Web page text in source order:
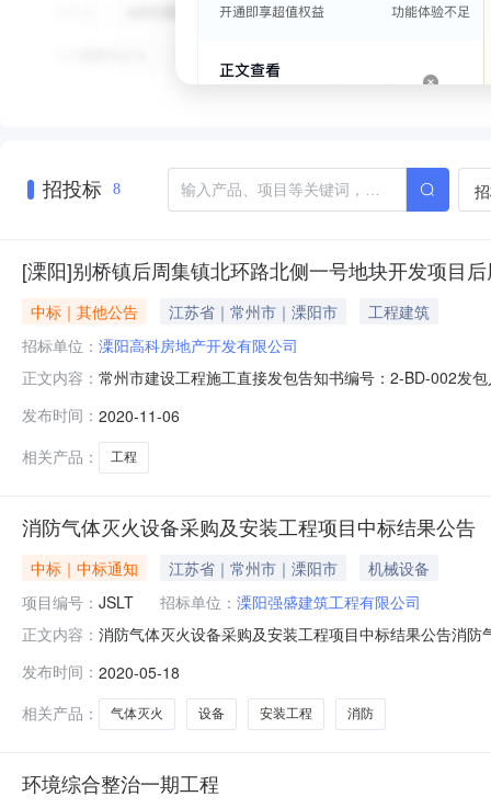
招投标 8
[溧阳]别桥镇后周集镇北环路北侧一号地块开发项目
中标｜其他公告 江苏省｜常州市｜溧阳市
工程建筑
招标单位： 溧阳高科房地产开发有限公司
正文内容： 常州市建设工程施工直接发包告知书编号：2-BD-002发
北侧工程规模建筑面积8581.24结构形式剪力墙结构估算
发布时间： 2020-11-06
相关产品：
工程
消防气体灭火设备采购及安装工程项目中标结果公告
中标｜中标通知 江苏省｜常州市｜溧阳市
机械设备
项目编号： JSLT 招标单位： 溧阳强盛建筑工程有限公司
正文内容： 消防气体灭火设备采购及安装工程项目中标结果公告消
体灭火设备采购及安装工程项目服务范围：包含灭火箱
求的相关服务全部内容。服务时
发布时间： 2020-05-18
相关产品：
气体灭火 设备 安装工程 消防
环境综合整治一期工程